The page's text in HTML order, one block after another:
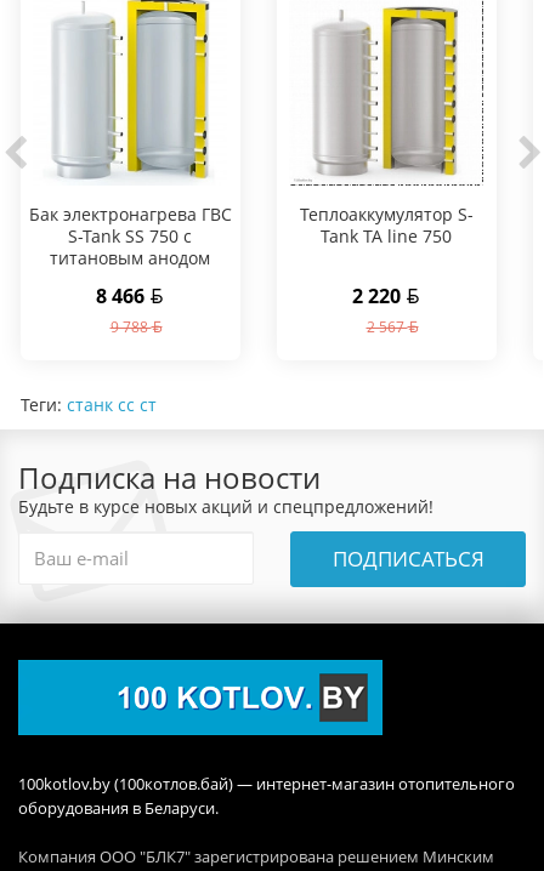
Бак электронагрева ГВС
S-Tank SS 750 с
титановым анодом
8 466
9 788
Теплоаккумулятор S-
Tank TA line 750
2 220
2 567
Теги: станк сс ст
Подписка на новости
Будьте в курсе новых акций и спецпредложений!
ПОДПИСАТЬСЯ
100kotlov.by (100котлов.бай) — интернет-магазин отопительного
оборудования в Беларуси.
Компания ООО "БЛК7" зарегистрирована решением Минским